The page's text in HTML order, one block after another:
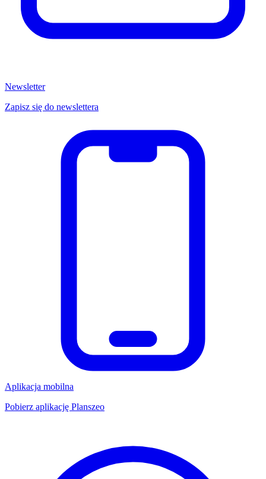
Newsletter
Zapisz się do newslettera
Aplikacja mobilna
Pobierz aplikację Planszeo